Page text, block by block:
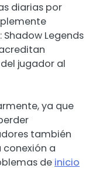
diarias por
Shadow Legends
jugador al
ya que
también
conexión a
de inicio